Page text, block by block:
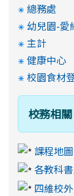
總務處
幼兒園-愛
主計
健康中心
校園食材
校務相關
課程地圖
各教科
四維校